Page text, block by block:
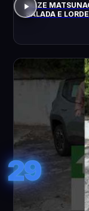
ELIZE
SALADA E
29